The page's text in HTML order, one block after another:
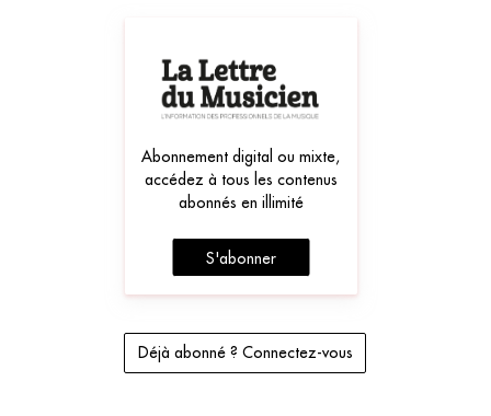
Abonnement digital ou mixte,
accédez à tous les contenus
abonnés en illimité
S'abonner
Déjà abonné ? Connectez-vous